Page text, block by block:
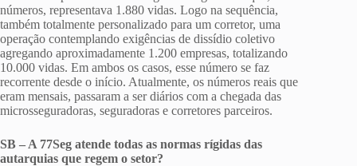
números, representava 1.880 vidas. Logo na sequência,
também totalmente personalizado para um corretor, uma
operação contemplando exigências de dissídio coletivo
agregando aproximadamente 1.200 empresas, totalizando
10.000 vidas. Em ambos os casos, esse número se faz
recorrente desde o início. Atualmente, os números reais que
eram mensais, passaram a ser diários com a chegada das
microsseguradoras, seguradoras e corretores parceiros.
SB – A 77Seg atende todas as normas rígidas das
autarquias que regem o setor?